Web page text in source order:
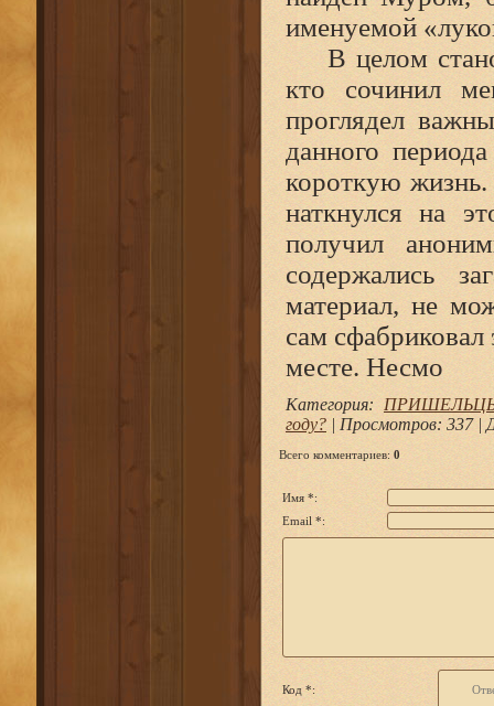
именуемой
В целом
кто сочинил
проглядел
данного
короткую
наткнулся на
получил
содержались
материал, не
сам
месте. Несмо
Категория:
ПРИШЕЛЬЦЫ
году? | Просмотров: 337 |
Всего комментариев: 0
Имя *:
Email *:
Код *: